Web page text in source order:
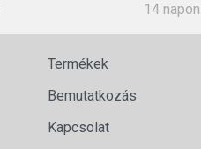
14
Termékek
Bemutatkozás
Kapcsolat